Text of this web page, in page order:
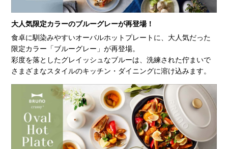
大人気限定カラーのブルーグレーが再登場！
食卓に馴染みやすいオーバルホットプレートに、大人気だった
限定カラー「ブルーグレー」が再登場。
彩度を落としたグレイッシュなブルーは、洗練された佇まいで
さまざまなスタイルのキッチン・ダイニングに溶け込みます。